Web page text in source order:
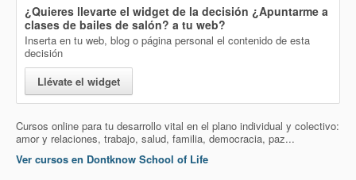
¿Quieres llevarte el widget de la decisión ¿Apuntarme a
clases de bailes de salón? a tu web?
Inserta en tu web, blog o página personal el contenido de esta
decisión
Llévate el widget
Cursos online para tu desarrollo vital en el plano individual y colectivo:
amor y relaciones, trabajo, salud, familia, democracia, paz...
Ver cursos en Dontknow School of Life